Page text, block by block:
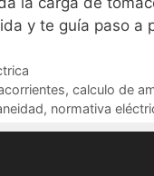
y te guía paso a
, calculo de
, normativa